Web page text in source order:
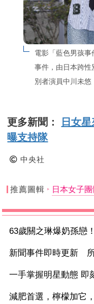
電影「藍色男孩
事件，由日本跨性
別者演員中川未悠
更多新聞：
日女
曝支持隊
中央社
推薦圖輯 日本女子
63歲關之琳爆奶孫戀
新聞事件即時更新
一手掌握明星動態 即
減肥首選，檸檬加它